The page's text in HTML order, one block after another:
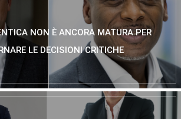
NON È ANCORA MATURA PER
LE DECISIONI CRITICHE